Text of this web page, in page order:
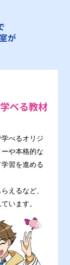
が
べる教材
べるオリジ
や本格的な
習を進める
えるなど、
います。